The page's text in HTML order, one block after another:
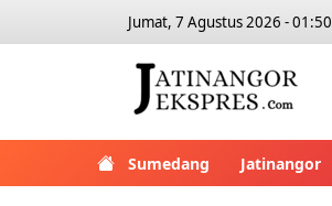
Jumat, 7 Agustus 2026 - 01:50
Sumedang Jatinangor